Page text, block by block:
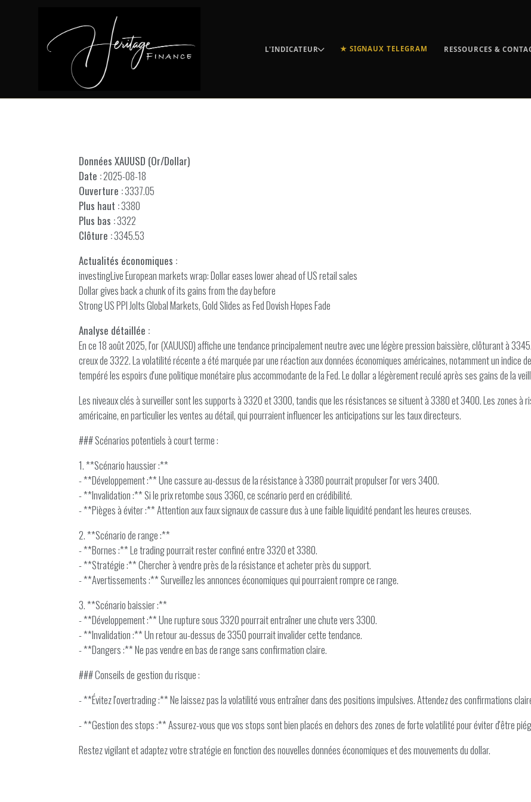
L'INDICATEUR ★ SIGNAUX TELEGRAM RESSOURCES &
Données XAUUSD (Or/Dollar)
Date :2025-08-18
Ouverture :3337.05
Plus haut :3380
Plus bas :3322
Clôture :3345.53
Actualités économiques :
investingLive European markets wrap: Dollar eases lower ahead of US retail sales
Dollar gives back a chunk of its gains from the day before
Strong US PPI Jolts Global Markets, Gold Slides as Fed Dovish Hopes Fade
Analyse détaillée :
En ce 18 août 2025, l'or (XAUUSD) affiche une tendance principalement neutre avec une légère pression baissière, clôturant à
creux de 3322. La volatilité récente a été marquée par une réaction aux données économiques américaines, notamment un indice
tempéré les espoirs d'une politique monétaire plus accommodante de la Fed. Le dollar a légèrement reculé après ses gains de la
Les niveaux clés à surveiller sont les supports à 3320 et 3300, tandis que les résistances se situent à 3380 et 3400. Les zones à
américaine, en particulier les ventes au détail, qui pourraient influencer les anticipations sur les taux directeurs.
### Scénarios potentiels à court terme :
1. **Scénario haussier :**
- **Développement :** Une cassure au-dessus de la résistance à 3380 pourrait propulser l'or vers 3400.
- **Invalidation :** Si le prix retombe sous 3360, ce scénario perd en crédibilité.
- **Pièges à éviter :** Attention aux faux signaux de cassure dus à une faible liquidité pendant les heures creuses.
2. **Scénario de range :**
- **Bornes :** Le trading pourrait rester confiné entre 3320 et 3380.
- **Stratégie :** Chercher à vendre près de la résistance et acheter près du support.
- **Avertissements :** Surveillez les annonces économiques qui pourraient rompre ce range.
3. **Scénario baissier :**
- **Développement :** Une rupture sous 3320 pourrait entraîner une chute vers 3300.
- **Invalidation :** Un retour au-dessus de 3350 pourrait invalider cette tendance.
- **Dangers :** Ne pas vendre en bas de range sans confirmation claire.
### Conseils de gestion du risque :
- **Évitez l'overtrading :** Ne laissez pas la volatilité vous entraîner dans des positions impulsives. Attendez des confirmations
- **Gestion des stops :** Assurez-vous que vos stops sont bien placés en dehors des zones de forte volatilité pour éviter d'être
Restez vigilant et adaptez votre stratégie en fonction des nouvelles données économiques et des mouvements du dollar.